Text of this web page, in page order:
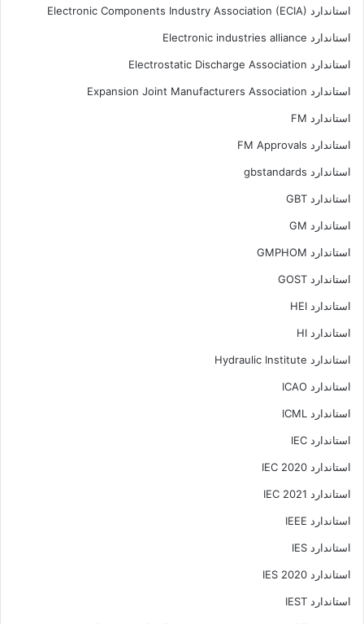
استاندارد Electronic Components Industry Association (ECIA)
استاندارد Electronic industries alliance
استاندارد Electrostatic Discharge Association
استاندارد Expansion Joint Manufacturers Association
استاندارد FM
استاندارد FM Approvals
استاندارد gbstandards
استاندارد GBT
استاندارد GM
استاندارد GMPHOM
استاندارد GOST
استاندارد HEI
استاندارد HI
استاندارد Hydraulic Institute
استاندارد ICAO
استاندارد ICML
استاندارد IEC
استاندارد IEC 2020
استاندارد IEC 2021
استاندارد IEEE
استاندارد IES
استاندارد IES 2020
استاندارد IEST